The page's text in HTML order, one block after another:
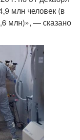
млн человек (в
млн)», — сказано